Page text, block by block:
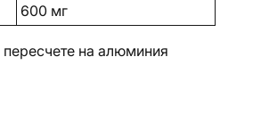
600 мг
на алюминия